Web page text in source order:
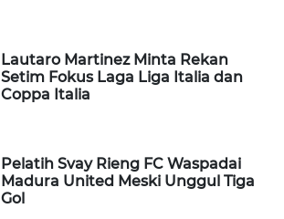
Lautaro Martinez Minta Rekan
Setim Fokus Laga Liga Italia dan
Coppa Italia
Pelatih Svay Rieng FC Waspadai
Madura United Meski Unggul Tiga
Gol